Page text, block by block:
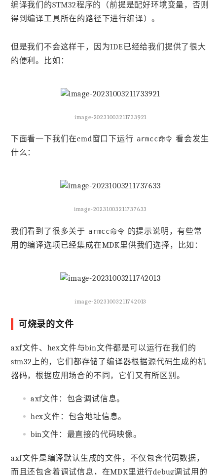
编译我们的STM32程序的（前提是配好环境变量，否则
得到编译工具所在的路径下进行编译）。
但是我们不会这样干，因为IDE已经给我们提供了很大
的便利。比如：
image-20231003211733921
下面看一下我们在cmd窗口下运行 armcc命令 看会发生
什么：
image-20231003211737633
我们看到了很多关于 armcc命令 的提示说明，有些常
用的编译选项已经集成在MDK里供我们选择，比如：
image-20231003211742013
可烧录的文件
axf文件、hex文件与bin文件都是可以运行在我们的
stm32上的，它们都存储了编译器根据源代码生成的机
器码，根据应用场合的不同，它们又有所区别。
axf文件：包含调试信息。
hex文件：包含地址信息。
bin文件：最直接的代码映像。
axf文件是编译默认生成的文件，不仅包含代码数据，
而且还包含着调试信息，在MDK里进行debug调试用的